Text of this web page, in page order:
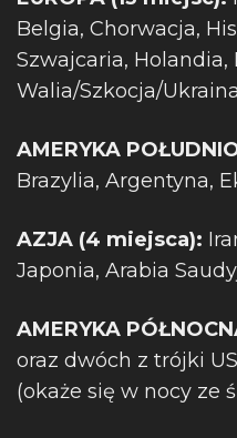
Belgia, Chorwacja,
Szwajcaria, Holandia,
Walia/Szkocja/Ukraina
AMERYKA
Brazylia, Argentyna,
AZJA (4 miejsca):
Japonia, Arabia
AMERYKA
oraz dwóch z trójki
(okaże się w nocy ze